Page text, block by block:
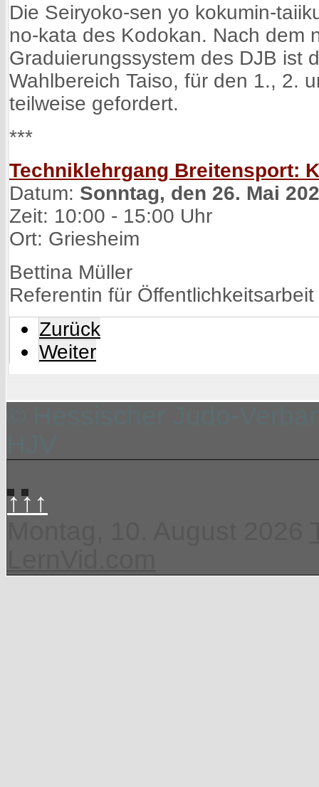
Die Seiryoko-sen yo kokumin-
no-kata des Kodokan. Nach dem
Graduierungssystem des DJB ist
Wahlbereich Taiso, für den 1., 2.
teilweise gefordert.
***
Techniklehrgang Breitensport:
Datum: Sonntag, den 26. Mai
Zeit: 10:00 - 15:00 Uhr
Ort: Griesheim
Bettina Müller
Referentin für Öffentlichkeitsarbeit
Zurück
Weiter
↑↑↑